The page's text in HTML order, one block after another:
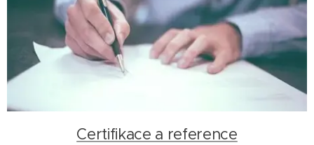
Certifikace a reference